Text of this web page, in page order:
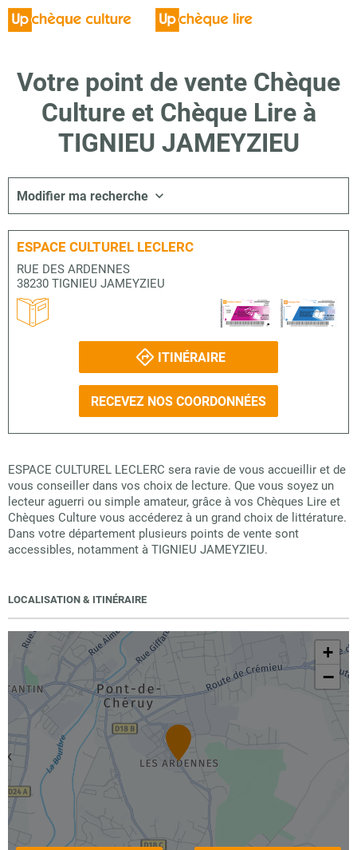
Votre point de vente Chèque
Culture et Chèque Lire à
TIGNIEU JAMEYZIEU
Modifier ma recherche
ESPACE CULTUREL LECLERC
RUE DES ARDENNES
38230 TIGNIEU JAMEYZIEU
ITINÉRAIRE
RECEVEZ NOS COORDONNÉES
ESPACE CULTUREL LECLERC sera ravie de vous accueillir et de
vous conseiller dans vos choix de lecture. Que vous soyez un
lecteur aguerri ou simple amateur, grâce à vos Chèques Lire et
Chèques Culture vous accéderez à un grand choix de littérature.
Dans votre département plusieurs points de vente sont
accessibles, notamment à TIGNIEU JAMEYZIEU.
LOCALISATION & ITINÉRAIRE
+
−